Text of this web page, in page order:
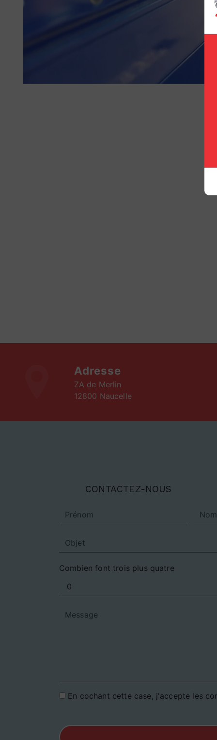
Adresse
ZA de Merlin
12800 Naucelle
CONTACTEZ-NOUS
Combien font trois plus quatre
En cochant cette case, j'accepte les